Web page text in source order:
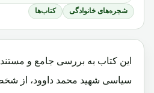
شجره‌های خانوادگی کتاب‌ها
این کتاب به بررسی جامع و
سیاسی شهید محمد داوود، از